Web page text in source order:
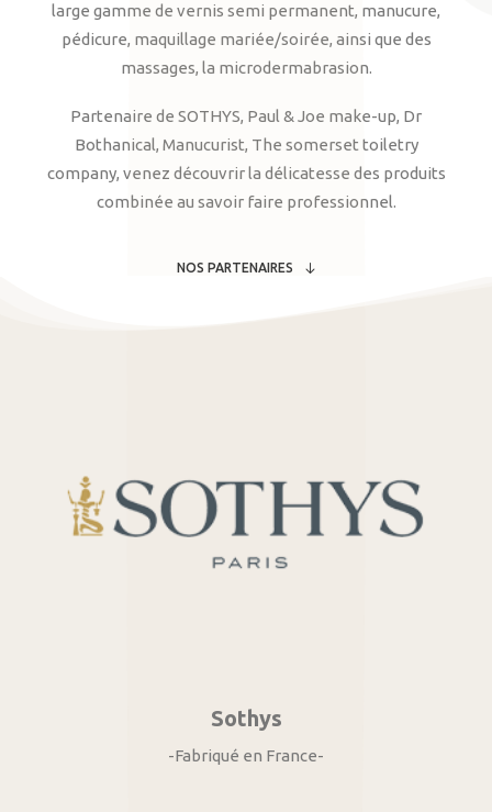
large gamme de vernis semi permanent, manucure,
pédicure, maquillage mariée/soirée, ainsi que des
massages, la microdermabrasion.
Partenaire de SOTHYS, Paul & Joe make-up, Dr
Bothanical, Manucurist, The somerset toiletry
company, venez découvrir la délicatesse des produits
combinée au savoir faire professionnel.
NOS PARTENAIRES
Sothys
-Fabriqué en France-